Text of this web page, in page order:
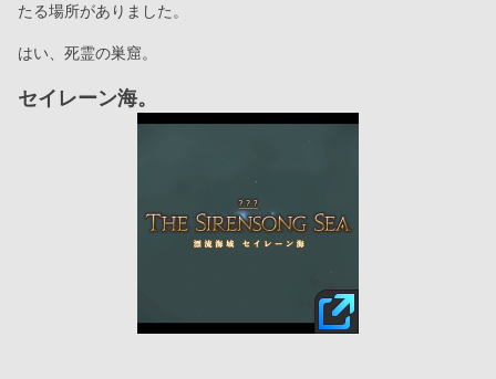
たる場所がありました。
はい、死霊の巣窟。
セイレーン海。